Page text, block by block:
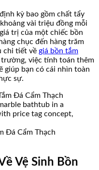
kỳ bao gồm chất tẩy
vài triệu đồng mỗi
trị của một chiếc bồn
chục đến hàng trăm
chi tiết về giá bồn tắm
việc tính toán thêm
giúp bạn có cái nhìn toàn
sự.
Đá Cẩm Thạch
Vệ Sinh Bồn